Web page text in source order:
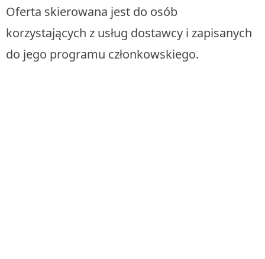
Oferta skierowana jest do osób
korzystających z usług dostawcy i zapisanych
do jego programu członkowskiego.